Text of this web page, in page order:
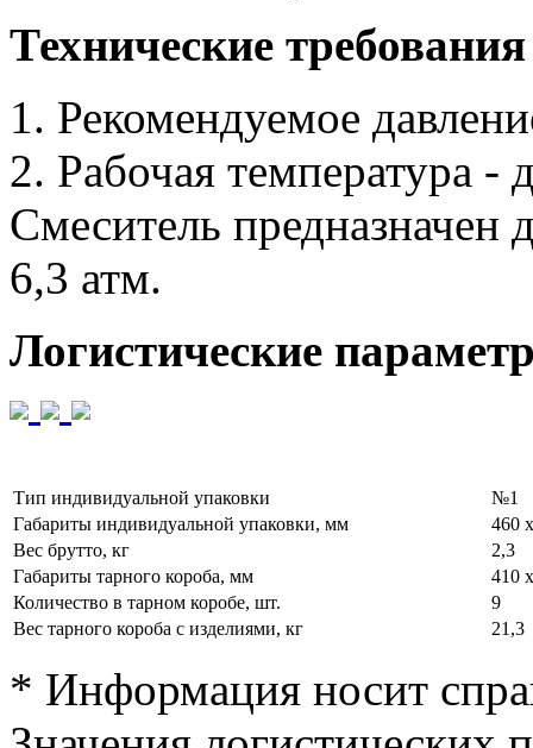
Технические требования
1. Рекомендуемое
2. Рабочая температура -
Смеситель предназначен
6,3 атм.
Логистические
Тип индивидуальной упаковки
№1
Габариты индивидуальной упаковки, мм
460
Вес брутто, кг
2,3
Габариты тарного короба, мм
410
Количество в тарном коробе, шт.
9
Вес тарного короба с изделиями, кг
21,3
* Информация носит